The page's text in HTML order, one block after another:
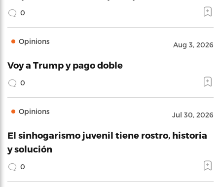
0
Opinions Aug 3, 2026
Voy a Trump y pago doble
0
Opinions Jul 30, 2026
El sinhogarismo juvenil tiene rostro, historia
y solución
0